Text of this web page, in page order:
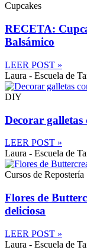
Cupcakes
RECETA:
Balsámico
LEER POST »
Laura - Escuela de
DIY
Decorar galletas
LEER POST »
Laura - Escuela de
Cursos de Repostería
Flores de
deliciosa
LEER POST »
Laura - Escuela de